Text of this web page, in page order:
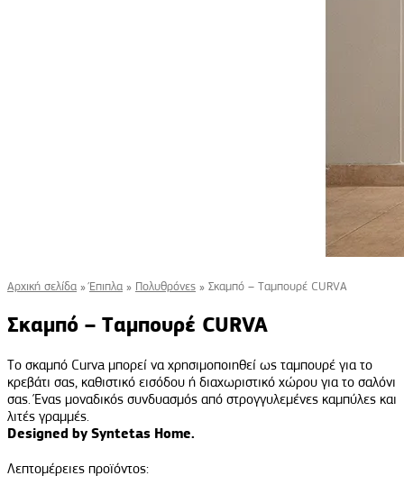
Αρχική σελίδα »Έπιπλα » Πολυθρόνες » Σκαμπό – Ταμπουρέ CURVA
Σκαμπό – Ταμπουρέ CURVA
Το σκαμπό Curva μπορεί να χρησιμοποιηθεί ως ταμπουρέ για το
κρεβάτι σας, καθιστικό εισόδου ή διαχωριστικό χώρου για το σαλόνι
σας. Ένας μοναδικός συνδυασμός από στρογγυλεμένες καμπύλες και
λιτές γραμμές.
Designed by Syntetas Home.
Λεπτομέρειες προϊόντος: